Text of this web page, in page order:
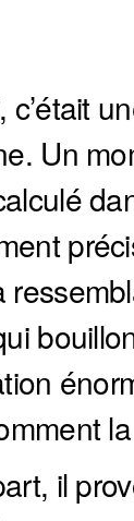
c’était
Un
il